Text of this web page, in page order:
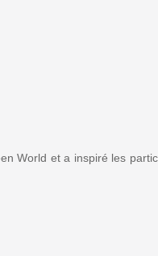
World et a inspiré les